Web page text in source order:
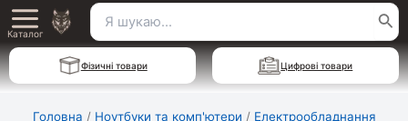
Перейти
до
вмісту
Main
Menu
Каталог
Пошук
для:
Фізичні товари Цифрові товари
Головна / Ноутбуки та комп'ютери / Електрообладнання